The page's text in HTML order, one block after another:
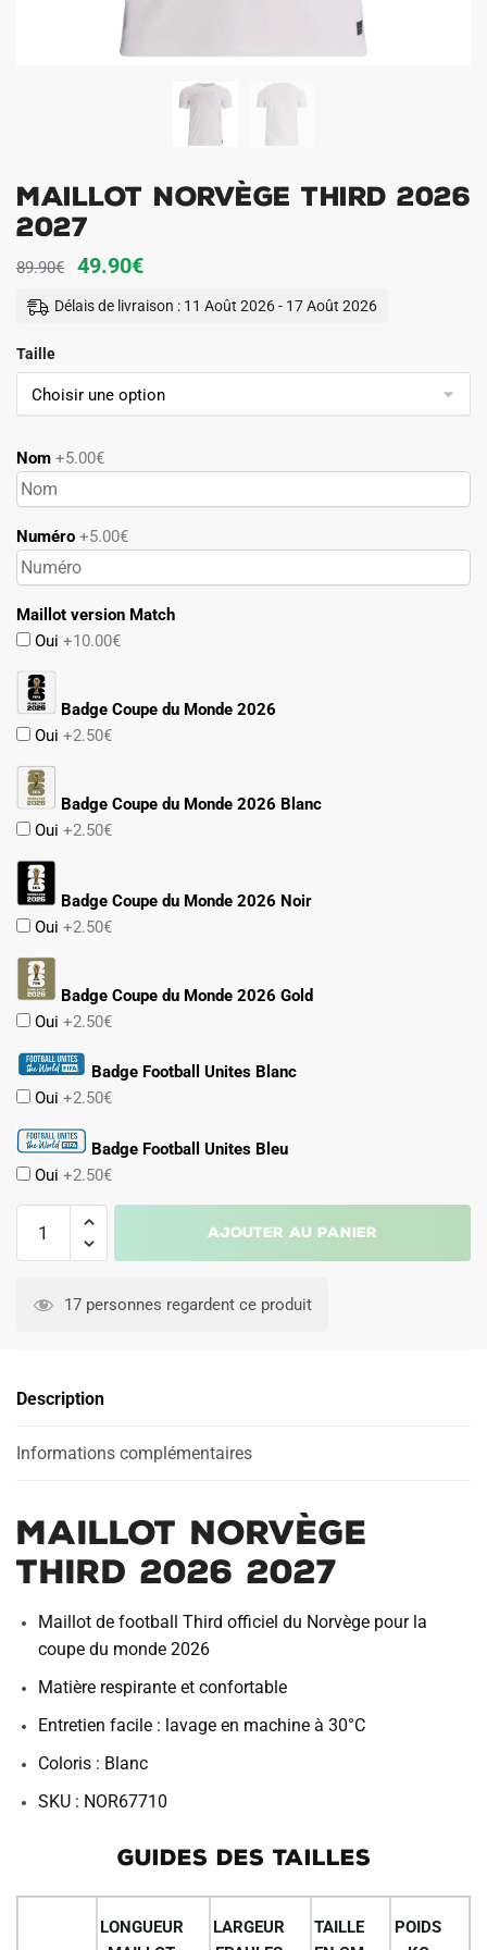
Maillot Norvège Third 2026
2027
89.90€
Le
prix
89.90€.
49.90€Le
prix
49.90€.
Délais de livraison : 11 Août 2026 - 17 Août 2026
Taille
Nom +5.00€
Numéro +5.00€
Maillot version Match
Oui +10.00€
Badge Coupe du Monde 2026
Oui +2.50€
Badge Coupe du Monde 2026 Blanc
Oui +2.50€
Badge Coupe du Monde 2026 Noir
Oui +2.50€
Badge Coupe du Monde 2026 Gold
Oui +2.50€
Badge Football Unites Blanc
Oui +2.50€
Badge Football Unites Bleu
Oui +2.50€
Norvège
Ajouter au panier
n
t
e
:
17 personnes regardent ce produit
Description
Informations complémentaires
Maillot Norvège
Third 2026 2027
Maillot de football Third officiel du Norvège pour la
coupe du monde 2026
Matière respirante et confortable
Entretien facile : lavage en machine à 30°C
Coloris : Blanc
SKU : NOR67710
GUIDES DES TAILLES
LONGUEUR
LARGEUR
TAILLE
POIDS